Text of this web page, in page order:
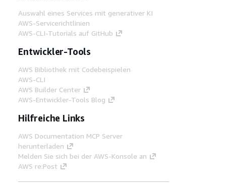
Auswahl eines Services mit generativer KI
AWS-Servicerichtlinien
AWS-CLI-Tutorials auf GitHub
Entwickler-Tools
AWS Bibliothek mit Codebeispielen
AWS-CLI
AWS Builder Center
AWS-Entwickler-Tools Blog
Hilfreiche Links
AWS Documentation MCP Server
herunterladen
Melden Sie sich bei der AWS-Konsole an
AWS re:Post